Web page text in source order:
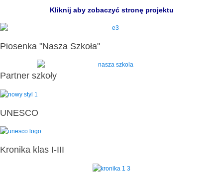
Kliknij aby zobaczyć stronę projektu
Piosenka "Nasza Szkoła"
Partner szkoły
UNESCO
Kronika klas I-III